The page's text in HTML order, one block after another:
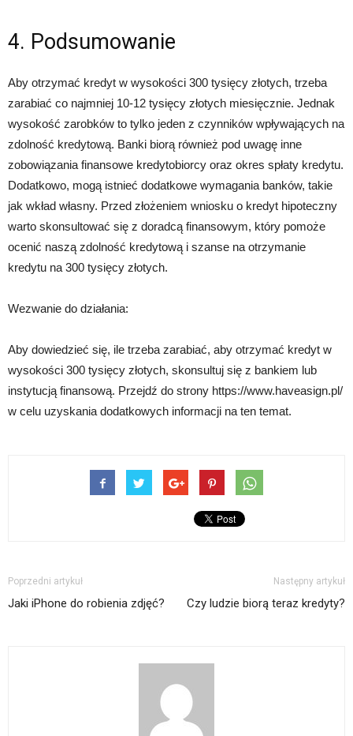
4. Podsumowanie
Aby otrzymać kredyt w wysokości 300 tysięcy złotych, trzeba
zarabiać co najmniej 10-12 tysięcy złotych miesięcznie. Jednak
wysokość zarobków to tylko jeden z czynników wpływających na
zdolność kredytową. Banki biorą również pod uwagę inne
zobowiązania finansowe kredytobiorcy oraz okres spłaty kredytu.
Dodatkowo, mogą istnieć dodatkowe wymagania banków, takie
jak wkład własny. Przed złożeniem wniosku o kredyt hipoteczny
warto skonsultować się z doradcą finansowym, który pomoże
ocenić naszą zdolność kredytową i szanse na otrzymanie
kredytu na 300 tysięcy złotych.
Wezwanie do działania:
Aby dowiedzieć się, ile trzeba zarabiać, aby otrzymać kredyt w
wysokości 300 tysięcy złotych, skonsultuj się z bankiem lub
instytucją finansową. Przejdź do strony https://www.haveasign.pl/
w celu uzyskania dodatkowych informacji na ten temat.
Poprzedni artykuł
Jaki iPhone do robienia zdjęć?
Następny artykuł
Czy ludzie biorą teraz kredyty?